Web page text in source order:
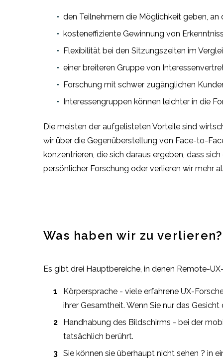
den Teilnehmern die Möglichkeit geben,
kosteneffiziente Gewinnung von
Flexibilität bei den Sitzungszeiten im
einer breiteren Gruppe von
Forschung mit schwer zugänglichen
Interessengruppen können leichter in die
Die meisten der aufgelisteten Vorteile sind
wir über die Gegenüberstellung von Face-to-
konzentrieren, die sich daraus ergeben, dass
persönlicher Forschung oder verlieren wir mehr
Was haben wir zu verlieren?
Es gibt drei Hauptbereiche, in denen Remote-
Körpersprache - viele erfahrene UX-
ihrer Gesamtheit. Wenn Sie nur das
Handhabung des Bildschirms - bei der
tatsächlich berührt.
Sie können sie überhaupt nicht sehen ? in